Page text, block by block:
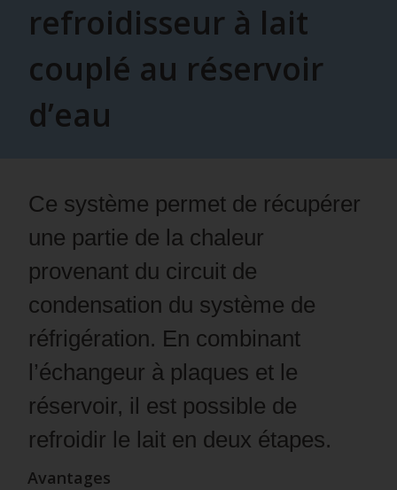
refroidisseur à lait
couplé au réservoir
d’eau
Ce système permet de récupérer
une partie de la chaleur
provenant du circuit de
condensation du système de
réfrigération. En combinant
l’échangeur à plaques et le
réservoir, il est possible de
refroidir le lait en deux étapes.
Avantages